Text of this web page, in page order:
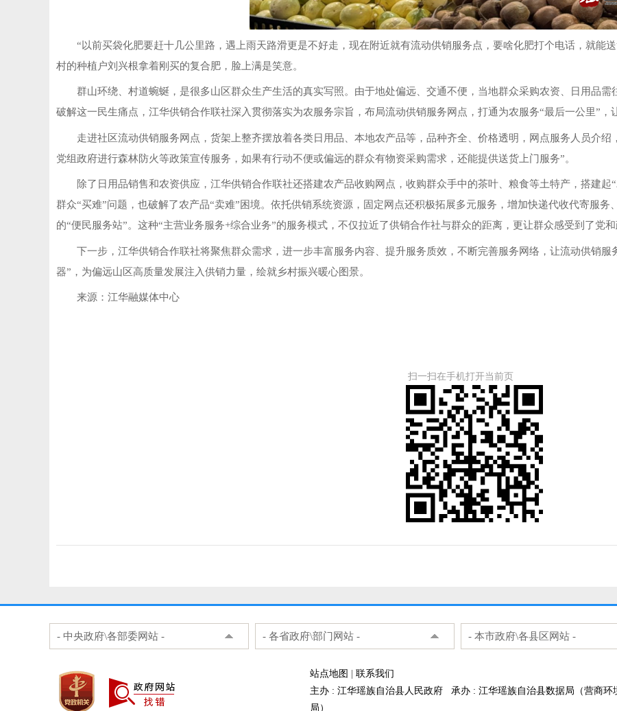
“以前买袋化肥要赶十几公里路，遇上雨天路滑更是不好走，现在附近就有流动供销服务点，要啥化肥打个电话，就能
村的种植户刘兴根拿着刚买的复合肥，脸上满是笑意。
群山环绕、村道蜿蜒，是很多山区群众生产生活的真实写照。由于地处偏远、交通不便，当地群众采购农资、日用品
破解这一民生痛点，江华供销合作联社深入贯彻落实为农服务宗旨，布局流动供销服务网点，打通为农服务“最后一公里”，
走进社区流动供销服务网点，货架上整齐摆放着各类日用品、本地农产品等，品种齐全、价格透明，网点服务人员介
党组政府进行森林防火等政策宣传服务，如果有行动不便或偏远的群众有物资采购需求，还能提供送货上门服务”。
除了日用品销售和农资供应，江华供销合作联社还搭建农产品收购网点，收购群众手中的茶叶、粮食等土特产，搭建
群众“买难”问题，也破解了农产品“卖难”困境。依托供销系统资源，固定网点还积极拓展多元服务，增加快递代收代寄服
的“便民服务站”。这种“主营业务服务+综合业务”的服务模式，不仅拉近了供销合作社与群众的距离，更让群众感受到了党和
下一步，江华供销合作联社将聚焦群众需求，进一步丰富服务内容、提升服务质效，不断完善服务网络，让流动供销
器”，为偏远山区高质量发展注入供销力量，绘就乡村振兴暖心图景。
来源：江华融媒体中心
扫一扫在手机打开当前页
- 中央政府\各部委网站 - - 各省政府\部门网站 - - 本市政府\各县区网站 -
站点地图 | 联系我们
主办 : 江华瑶族自治县人民政府 承办 : 江华瑶族自治县数据局（营商环
局）